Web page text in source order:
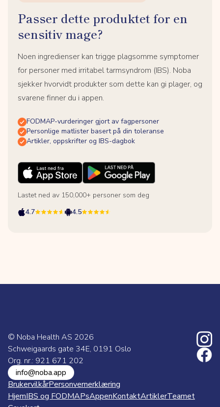
Passer dette produktet for en
sensitiv mage?
Noen ingredienser kan trigge plagsomme symptomer
for personer med irritabel tarmsyndrom (IBS). Noba
sjekker hvorvidt produkter som dette kan gi plager, og
svarene finner du i appen.
FODMAP-vurderinger gjort av fagpersoner
Personlige matlister basert på din toleranse
Artikler, oppskrifter og IBS-dagbok
Lastet ned av 150,000+ personer som deg
4.7
4.5
© Noba Health AS 2026
Schweigaards gate 34E, 0191 Oslo
Org. nr.: 921 671 202
info@noba.app
BrukervilkårPersonvernerklæring
HjemIBS og FODMAPsAppenKontaktArtiklerTeamet